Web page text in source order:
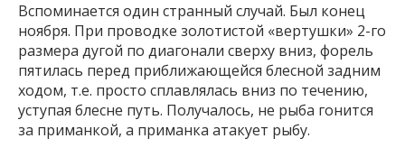
Вспоминается один странный случай. Был конец
ноября. При проводке золотистой «вертушки» 2-го
размера дугой по диагонали сверху вниз, форель
пятилась перед приближающейся блесной задним
ходом, т.е. просто сплавлялась вниз по течению,
уступая блесне путь. Получалось, не рыба гонится
за приманкой, а приманка атакует рыбу.